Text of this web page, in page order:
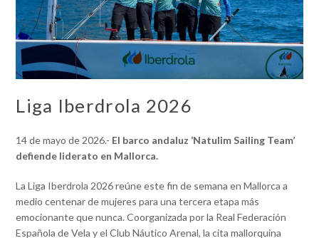
Liga Iberdrola 2026
14 de mayo de 2026.- El barco andaluz ‘Natulim Sailing Team’
defiende liderato en Mallorca.
La Liga Iberdrola 2026 reúne este fin de semana en Mallorca a
medio centenar de mujeres para una tercera etapa más
emocionante que nunca. Coorganizada por la Real Federación
Española de Vela y el Club Náutico Arenal, la cita mallorquina